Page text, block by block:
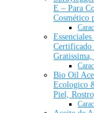
E – Para
Cosmético
Certificado
Bio Oil
Ecologico
Piel,